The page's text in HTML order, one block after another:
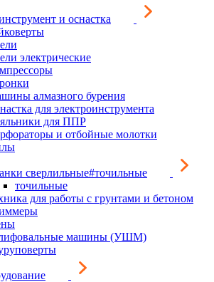
и оснастка
электрические
алмазного бурения
для электроинструмента
для ППР
и отбойные молотки
сверлильные#точильные
точильные
для работы с грунтами и бетоном
машины (УШМ)